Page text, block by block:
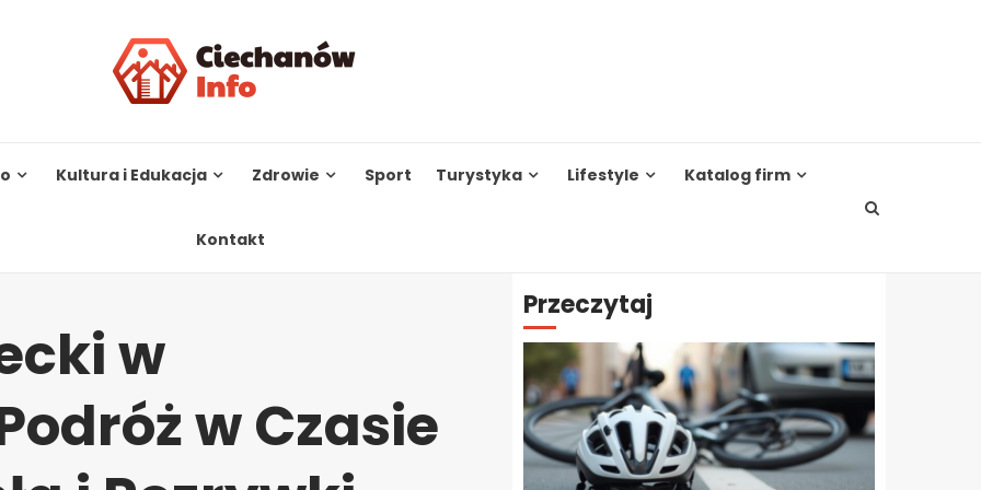
Kultura i Edukacja Zdrowie Sport Turystyka Lifestyle Katalog firm
Kontakt
w
w Czasie
Przeczytaj